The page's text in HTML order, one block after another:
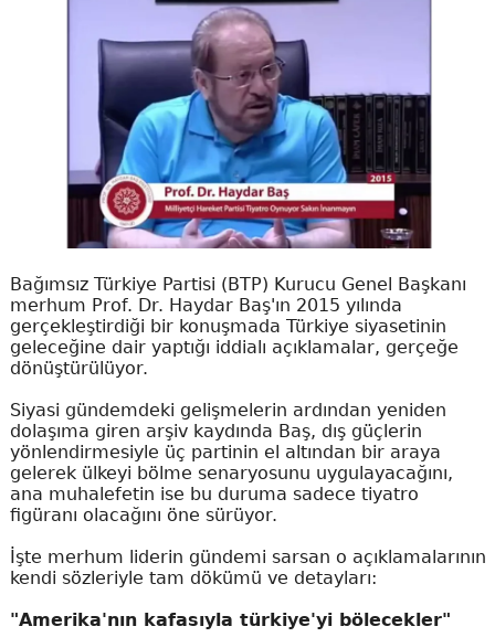
Bağımsız Türkiye Partisi (BTP) Kurucu Genel Başkanı
merhum Prof. Dr. Haydar Baş'ın 2015 yılında
gerçekleştirdiği bir konuşmada Türkiye siyasetinin
geleceğine dair yaptığı iddialı açıklamalar, gerçeğe
dönüştürülüyor.
Siyasi gündemdeki gelişmelerin ardından yeniden
dolaşıma giren arşiv kaydında Baş, dış güçlerin
yönlendirmesiyle üç partinin el altından bir araya
gelerek ülkeyi bölme senaryosunu uygulayacağını,
ana muhalefetin ise bu duruma sadece tiyatro
figüranı olacağını öne sürüyor.
İşte merhum liderin gündemi sarsan o açıklamalarının
kendi sözleriyle tam dökümü ve detayları:
"Amerika'nın kafasıyla türkiye'yi bölecekler"